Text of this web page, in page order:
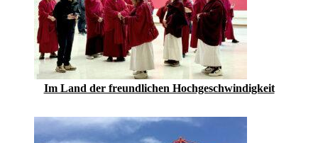
Im Land der freundlichen Hochgeschwindigkeit